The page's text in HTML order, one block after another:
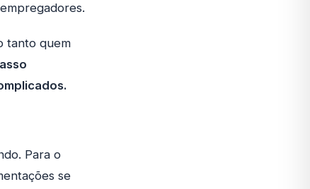
tanto quem
Para o
se